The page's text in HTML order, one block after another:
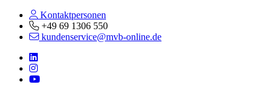
Kontaktpersonen
+49 69 1306 550
kundenservice@mvb-online.de
Follow us on https://www.linkedin.com/company/mvbbooks
Follow us on https://www.instagram.com/lifeatmvb/
Follow us on https://www.youtube.com/@mvbbooks